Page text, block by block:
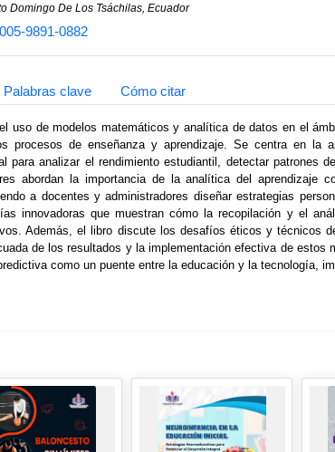
Domingo De Los Tsáchilas, Ecuador
9891-0882
Palabras clave Cómo citar
uso de modelos matemáticos y analítica de datos en el
procesos de enseñanza y aprendizaje. Se centra en la
para analizar el rendimiento estudiantil, detectar patrones
abordan la importancia de la analítica del aprendizaje
a docentes y administradores diseñar estrategias
innovadoras que muestran cómo la recopilación y el
Además, el libro discute los desafíos éticos y técnicos
de los resultados y la implementación efectiva de estos
como un puente entre la educación y la tecnología,